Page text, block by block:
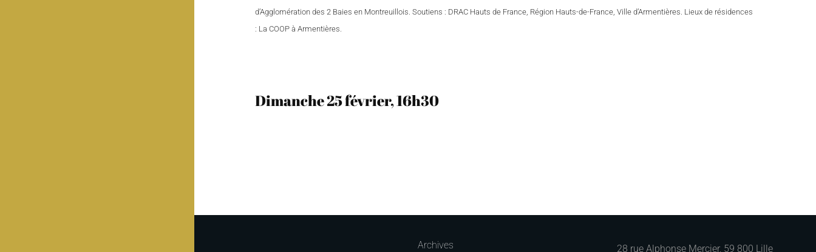
d’Agglomération des 2 Baies en Montreuillois. Soutiens : DRAC Hauts de France, Région Hauts-de-France, Ville d’Armentières. Lieux de résidences
: La COOP à Armentières.
Dimanche 25 février, 16h30
Archives 28 rue Alphonse Mercier, 59 800 Lille